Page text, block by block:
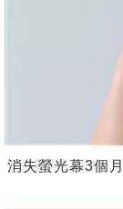
消失螢光幕3個